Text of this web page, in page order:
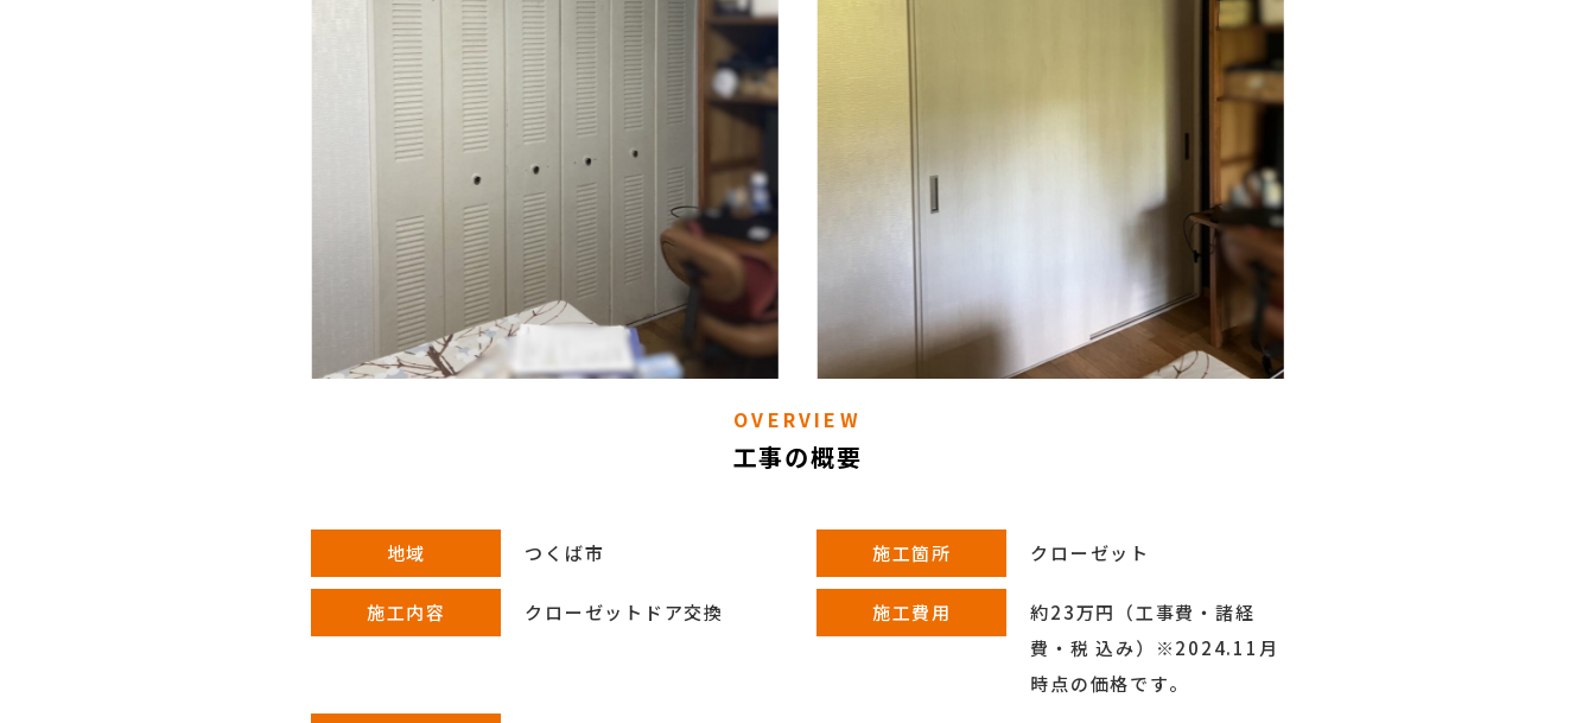
OVERVIEW
工事の概要
地域 つくば市 施工箇所 クローゼット
施工内容 クローゼットドア交換 施工費用
約23万円（工事費・諸経
費・税 込み）※2024.11月
時点の価格です。